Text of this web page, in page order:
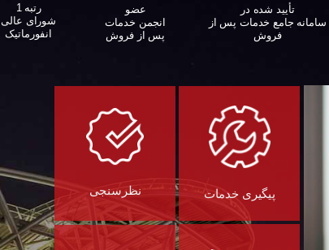
تأیید شده در
سامانه جامع خدمات پس از
فروش
عضو
انجمن خدمات
پس از فروش
رتبه 1
شورای عالی
انفورماتیک
پیگیری خدمات نظرسنجی